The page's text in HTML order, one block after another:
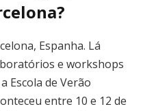
Espanha. Lá
e workshops
Escola de Verão
entre 10 e 12 de